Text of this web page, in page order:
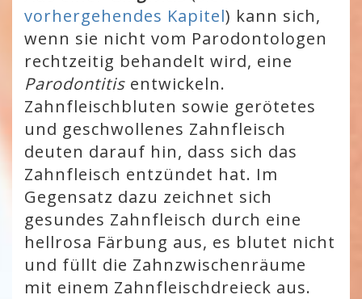
vorhergehendes Kapitel) kann sich,
wenn sie nicht vom Parodontologen
rechtzeitig behandelt wird, eine
Parodontitis entwickeln.
Zahnfleischbluten sowie gerötetes
und geschwollenes Zahnfleisch
deuten darauf hin, dass sich das
Zahnfleisch entzündet hat. Im
Gegensatz dazu zeichnet sich
gesundes Zahnfleisch durch eine
hellrosa Färbung aus, es blutet nicht
und füllt die Zahnzwischenräume
mit einem Zahnfleischdreieck aus.